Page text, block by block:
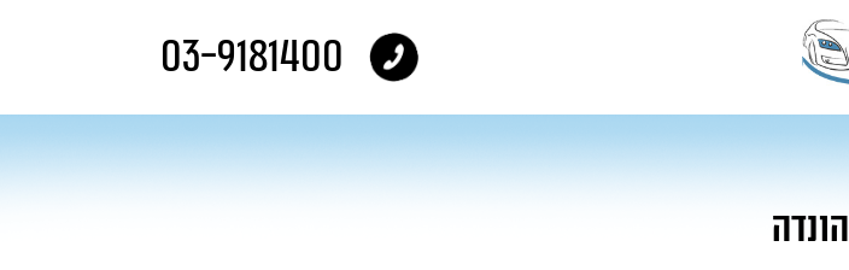
03-9181400
הונדה